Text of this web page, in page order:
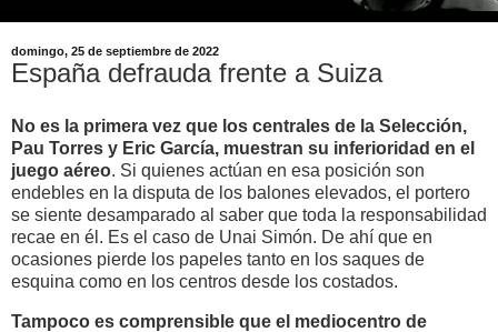
domingo, 25 de septiembre de 2022
España defrauda frente a Suiza
No es la primera vez que los centrales de la Selección,
Pau Torres y Eric García, muestran su inferioridad en el
juego aéreo. Si quienes actúan en esa posición son
endebles en la disputa de los balones elevados, el portero
se siente desamparado al saber que toda la responsabilidad
recae en él. Es el caso de Unai Simón. De ahí que en
ocasiones pierde los papeles tanto en los saques de
esquina como en los centros desde los costados.
Tampoco es comprensible que el mediocentro de